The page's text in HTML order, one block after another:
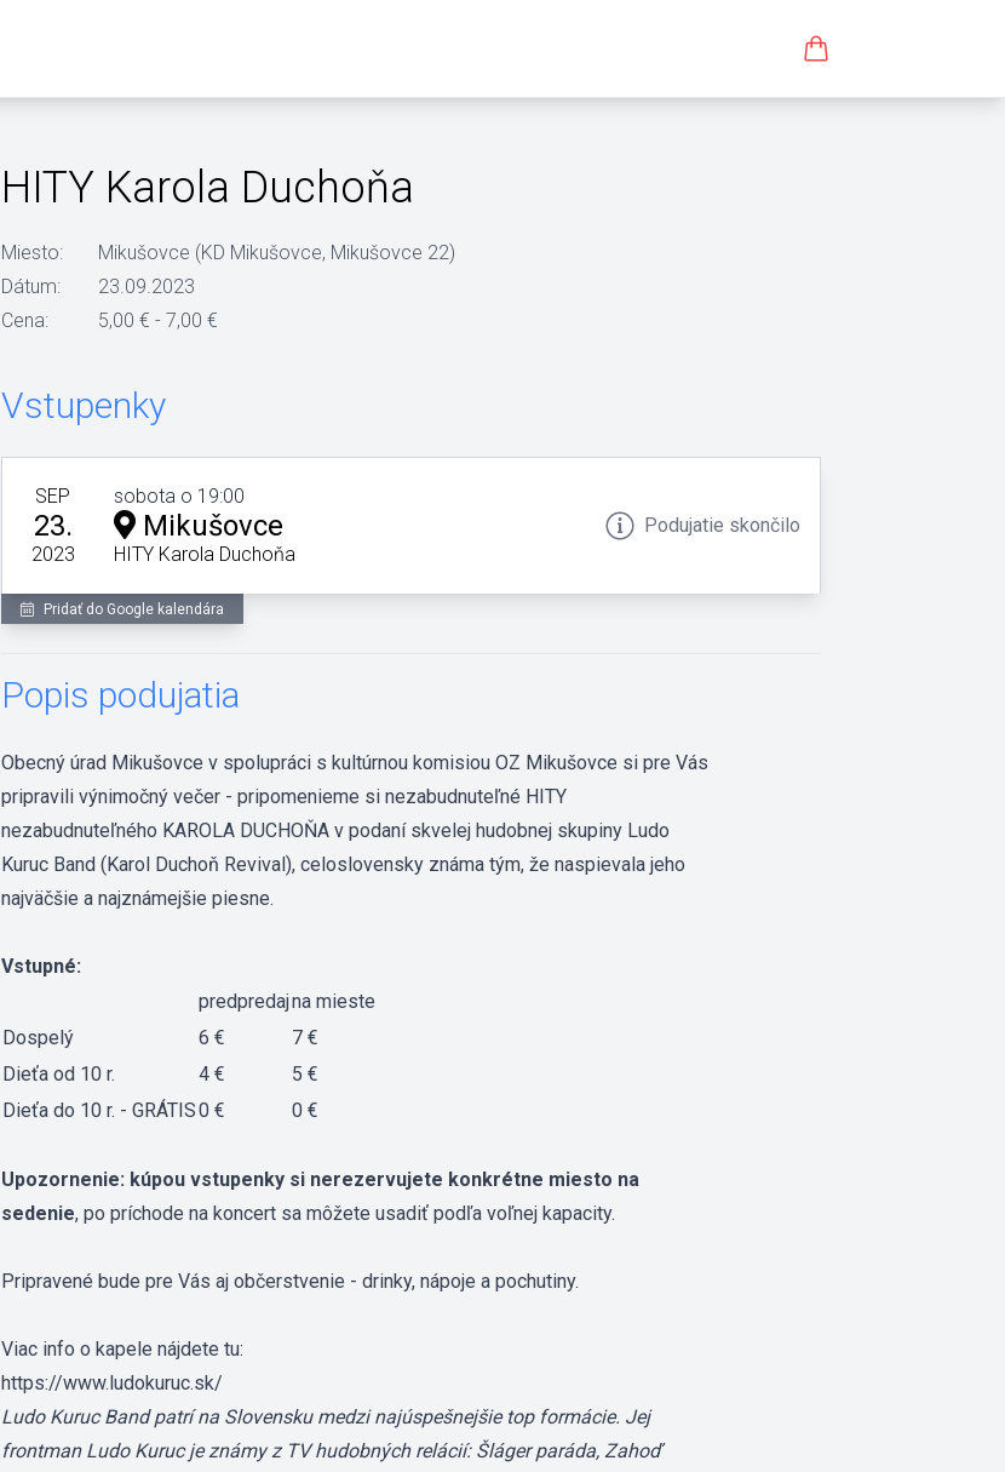
HITY Karola Duchoňa
Miesto:
Mikušovce (KD Mikušovce, Mikušovce 22)
Dátum:
23.09.2023
Cena:
5,00 € - 7,00 €
Vstupenky
SEP
23.
2023
sobota o 19:00
Mikušovce
HITY Karola Duchoňa
Podujatie skončilo
Pridať do Google kalendára
Popis podujatia
Obecný úrad Mikušovce v spolupráci s kultúrnou komisiou OZ Mikušovce si pre Vás
pripravili výnimočný večer - pripomenieme si nezabudnuteľné HITY
nezabudnuteľného KAROLA DUCHOŇA v podaní skvelej hudobnej skupiny Ludo
Kuruc Band (Karol Duchoň Revival), celoslovensky známa tým, že naspievala jeho
najväčšie a najznámejšie piesne.
Vstupné:
predpredajna mieste
Dospelý
6 €
7 €
Dieťa od 10 r.
4 €
5 €
Dieťa do 10 r. - GRÁTIS0 € 0 €
Upozornenie: kúpou vstupenky si nerezervujete konkrétne miesto na
sedenie, po príchode na koncert sa môžete usadiť podľa voľnej kapacity.
Pripravené bude pre Vás aj občerstvenie - drinky, nápoje a pochutiny.
Viac info o kapele nájdete tu:
https://www.ludokuruc.sk/
Ludo Kuruc Band patrí na Slovensku medzi najúspešnejšie top formácie. Jej
frontman Ludo Kuruc je známy z TV hudobných relácií: Šláger paráda, Zahoď